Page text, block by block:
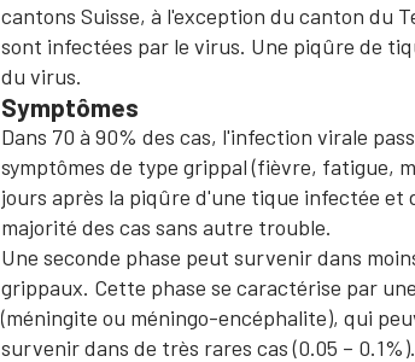
cantons Suisse, à l'exception du canton du
sont infectées par le virus. Une piqûre de
du virus.
Symptômes
Dans 70 à 90% des cas, l'infection virale
symptômes de type grippal (fièvre, fatigue,
jours après la piqûre d'une tique infectée et
majorité des cas sans autre trouble.
Une seconde phase peut survenir dans
grippaux. Cette phase se caractérise par
(méningite ou méningo-encéphalite), qui
survenir dans de très rares cas (0.05 – 0.1%).